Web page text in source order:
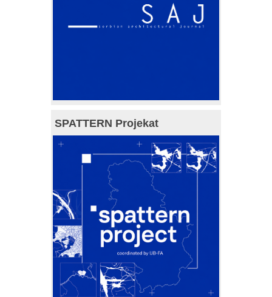
SPATTERN Projekat